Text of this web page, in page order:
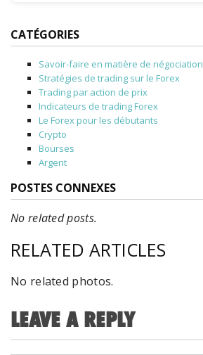
CATÉGORIES
Savoir-faire en matière de négociation
Stratégies de trading sur le Forex
Trading par action de prix
Indicateurs de trading Forex
Le Forex pour les débutants
Crypto
Bourses
Argent
POSTES CONNEXES
No related posts.
RELATED ARTICLES
No related photos.
LEAVE A REPLY